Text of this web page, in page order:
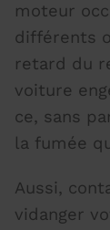
moteur
différents
retard du
voiture
ce, sans
la fumée
Aussi,
vidanger